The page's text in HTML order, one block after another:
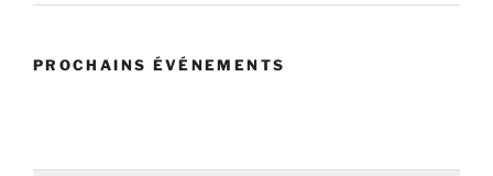
PROCHAINS ÉVÉNEMENTS